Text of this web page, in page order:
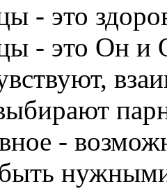
- это
- это Он и
-
нужными